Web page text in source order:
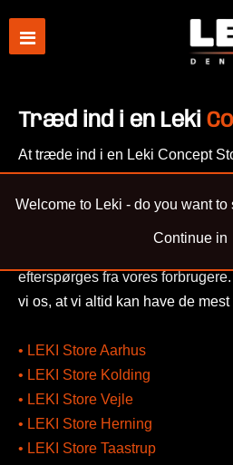
Welcome to Leki - do you want
Continue in
Træd ind i en Leki
At træde ind i en Leki Concept
verden af mobiltilbehør.
Stores er, at de færreste skal
efterspørges fra vores
vi os, at vi altid kan have de mest
• LEKI Store Aarhus
• LEKI Store Kolding
• LEKI Store Vejle
• LEKI Store Herning
• LEKI Store Taastrup